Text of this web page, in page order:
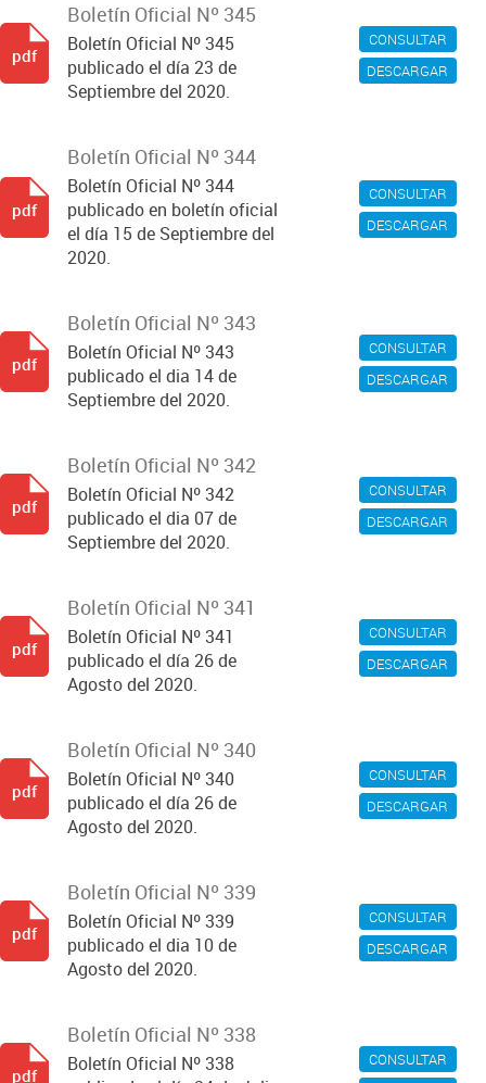
CONSULTAR
DESCARGAR
Boletín Oficial Nº 345
Boletín Oficial Nº 345
publicado el día 23 de
Septiembre del 2020.
pdf
CONSULTAR
DESCARGAR
Boletín Oficial Nº 344
Boletín Oficial Nº 344
publicado en boletín oficial
el día 15 de Septiembre del
2020.
pdf
CONSULTAR
DESCARGAR
Boletín Oficial Nº 343
Boletín Oficial Nº 343
publicado el dia 14 de
Septiembre del 2020.
pdf
CONSULTAR
DESCARGAR
Boletín Oficial Nº 342
Boletín Oficial Nº 342
publicado el dia 07 de
Septiembre del 2020.
pdf
CONSULTAR
DESCARGAR
Boletín Oficial Nº 341
Boletín Oficial Nº 341
publicado el día 26 de
Agosto del 2020.
pdf
CONSULTAR
DESCARGAR
Boletín Oficial Nº 340
Boletín Oficial Nº 340
publicado el día 26 de
Agosto del 2020.
pdf
CONSULTAR
DESCARGAR
Boletín Oficial Nº 339
Boletín Oficial Nº 339
publicado el dia 10 de
Agosto del 2020.
pdf
CONSULTAR
Boletín Oficial Nº 338
Boletín Oficial Nº 338
pdf